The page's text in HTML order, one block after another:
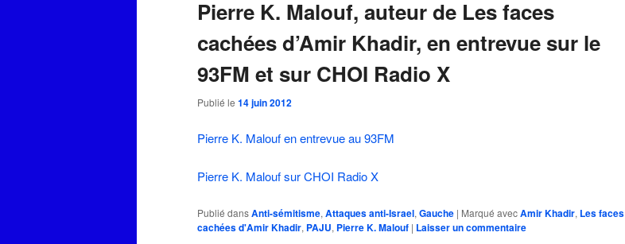
Pierre K. Malouf, auteur de Les faces
cachées d’Amir Khadir, en entrevue sur le
93FM et sur CHOI Radio X
Publié le 14 juin 2012
Pierre K. Malouf en entrevue au 93FM
Pierre K. Malouf sur CHOI Radio X
Publié dansAnti-sémitisme, Attaques anti-Israel, Gauche | Marqué avecAmir Khadir, Les faces
cachées d'Amir Khadir, PAJU, Pierre K. Malouf | Laisser un commentaire